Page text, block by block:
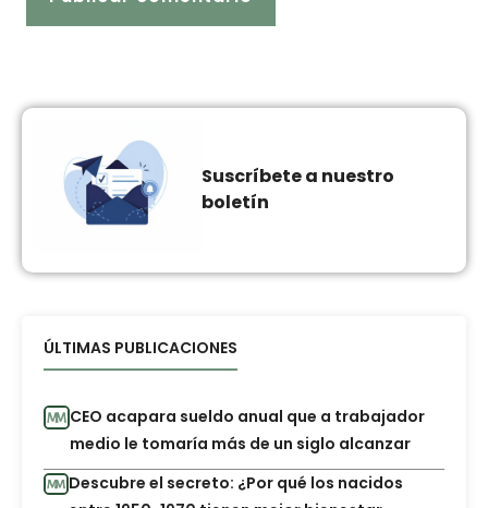
Suscríbete a nuestro
boletín
ÚLTIMAS PUBLICACIONES
CEO acapara sueldo anual que a trabajador
medio le tomaría más de un siglo alcanzar
Descubre el secreto: ¿Por qué los nacidos